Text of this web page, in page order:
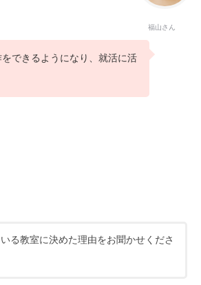
福山さん
できるようになり、就活に活
る教室に決めた理由をお聞かせくださ